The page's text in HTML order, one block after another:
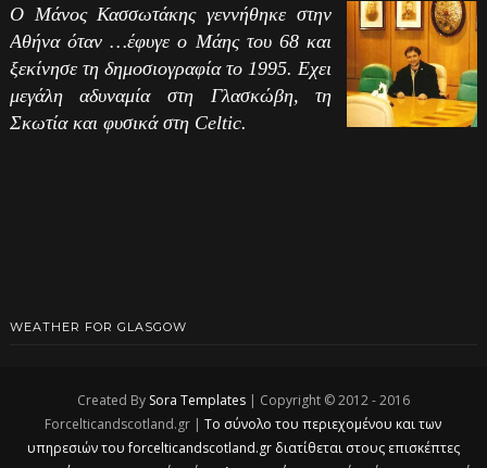
Ο Μάνος Κασσωτάκης γεννήθηκε στην
Αθήνα όταν …έφυγε ο Μάης του 68 και
ξεκίνησε τη δημοσιογραφία το 1995. Εχει
μεγάλη αδυναμία στη Γλασκώβη, τη
Σκωτία και φυσικά στη Celtic.
WEATHER FOR GLASGOW
Created By Sora Templates| Copyright © 2012 - 2016
Forcelticandscotland.gr |Το σύνολο του περιεχομένου και των
υπηρεσιών του forcelticandscotland.gr διατίθεται στους επισκέπτες